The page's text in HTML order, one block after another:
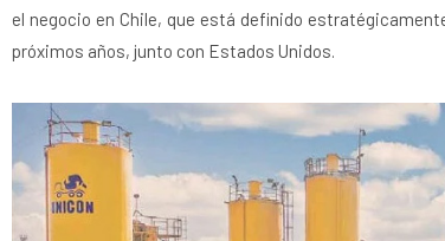
el negocio en Chile, que está definido
próximos años, junto con Estados Unidos.